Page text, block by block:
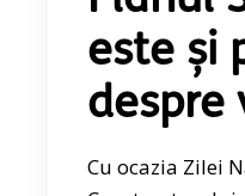
este și
despre
Cu ocazia Zilei